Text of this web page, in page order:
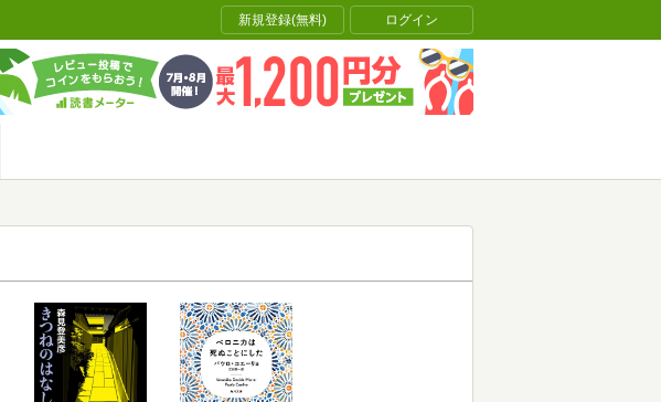
新規登録(無料) ログイン